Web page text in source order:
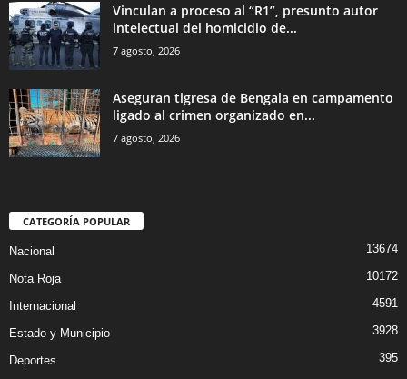
Vinculan a proceso al “R1”, presunto autor
intelectual del homicidio de...
7 agosto, 2026
Aseguran tigresa de Bengala en campamento
ligado al crimen organizado en...
7 agosto, 2026
CATEGORÍA POPULAR
Nacional 13674
Nota Roja 10172
Internacional 4591
Estado y Municipio 3928
Deportes
395